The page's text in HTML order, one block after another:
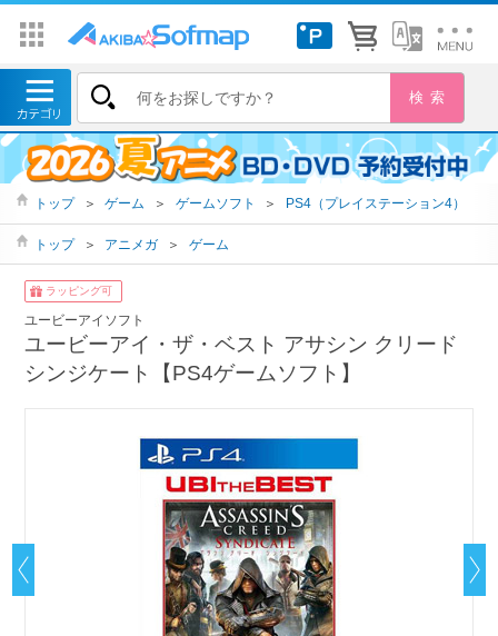
トップ ＞ ゲーム ＞ ゲームソフト ＞ PS4（プレイステーション4）
トップ ＞ アニメガ ＞ ゲーム
ラッピング可
ユービーアイソフト
ユービーアイ・ザ・ベスト アサシン クリード
シンジケート【PS4ゲームソフト】